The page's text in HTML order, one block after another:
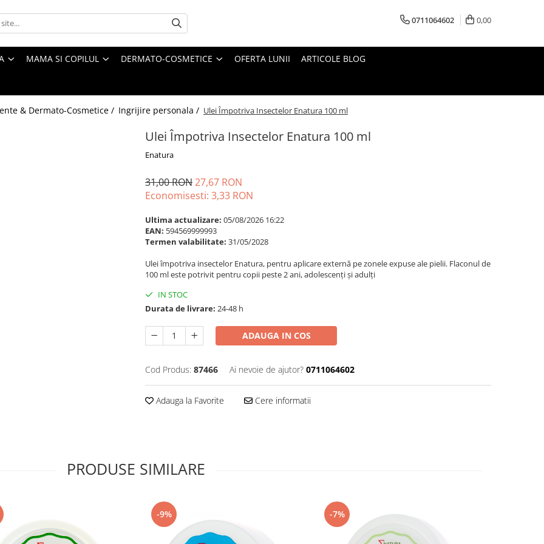
0711064602 0,00
MAMA SI COPILUL DERMATO-COSMETICE OFERTA LUNII ARTICOLE BLOG
& Dermato-Cosmetice / Ingrijire personala / Ulei Împotriva Insectelor Enatura 100 ml
Ulei Împotriva Insectelor Enatura 100 ml
Enatura
31,00 RON27,67 RON
Economisesti: 3,33 RON
Ultima actualizare: 05/08/2026 16:22
EAN: 594569999993
Termen valabilitate: 31/05/2028
Ulei împotriva insectelor Enatura, pentru aplicare externă pe zonele expuse ale pielii. Flaconul de
100 ml este potrivit pentru copii peste 2 ani, adolescenți și adulți
IN STOC
Durata de livrare: 24-48 h
ADAUGA IN COS
Cod Produs: 87466 Ai nevoie de ajutor? 0711064602
Adauga la Favorite Cere informatii
PRODUSE SIMILARE
-9% -7%